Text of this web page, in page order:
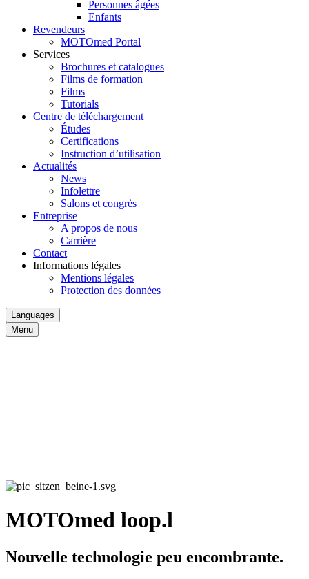
Personnes âgées
Enfants
Revendeurs
MOTOmed Portal
Services
Brochures et catalogues
Films de formation
Films
Tutorials
Centre de téléchargement
Études
Certifications
Instruction d’utilisation
Actualités
News
Infolettre
Salons et congrès
Entreprise
A propos de nous
Carrière
Contact
Informations légales
Mentions légales
Protection des données
Languages
Menu
MOTOmed loop.l
Nouvelle technologie peu encombrante.